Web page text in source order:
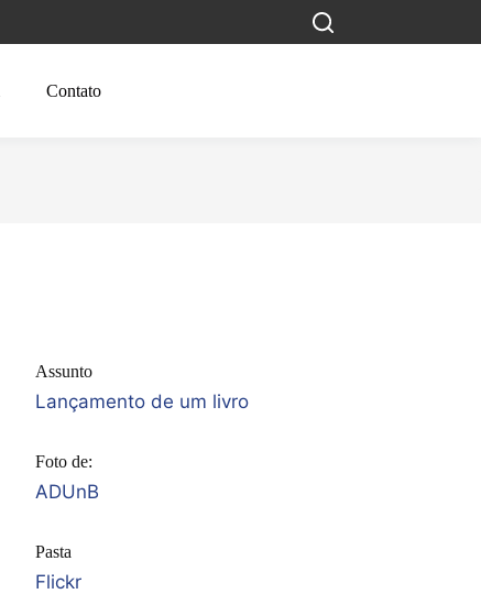
Contato
Assunto
Lançamento de um livro
Foto de:
ADUnB
Pasta
Flickr